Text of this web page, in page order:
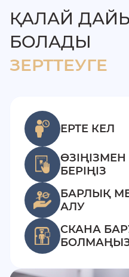
ҚАЛАЙ
БОЛАДЫ
ЗЕРТТЕУГЕ
ЕРТЕ КЕЛ
БЕРІҢІЗ
БАРЛЫҚ
АЛУ
СКАНА